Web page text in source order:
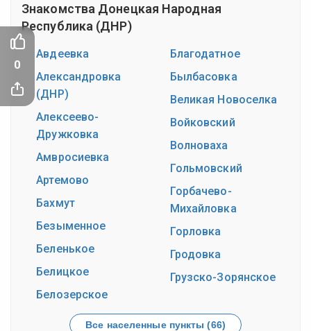
Знакомства Донецкая Народная
Республика (ДНР)
Авдеевка
Александровка
(ДНР)
Алексеево-
Дружковка
Амвросиевка
Артемово
Бахмут
Безыменное
Беленькое
Белицкое
Белозерское
Благодатное
Былбасовка
Великая Новоселка
Войковский
Волноваха
Гольмовский
Горбачево-
Михайловка
Горловка
Гродовка
Грузско-Зорянское
Все населенные пункты (66)
0